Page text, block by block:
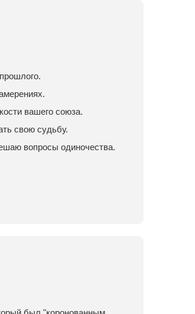
вашего союза.
свою судьбу.
вопросы одиночества.